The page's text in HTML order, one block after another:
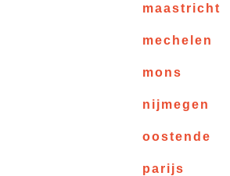
maastricht
mechelen
mons
nijmegen
oostende
parijs